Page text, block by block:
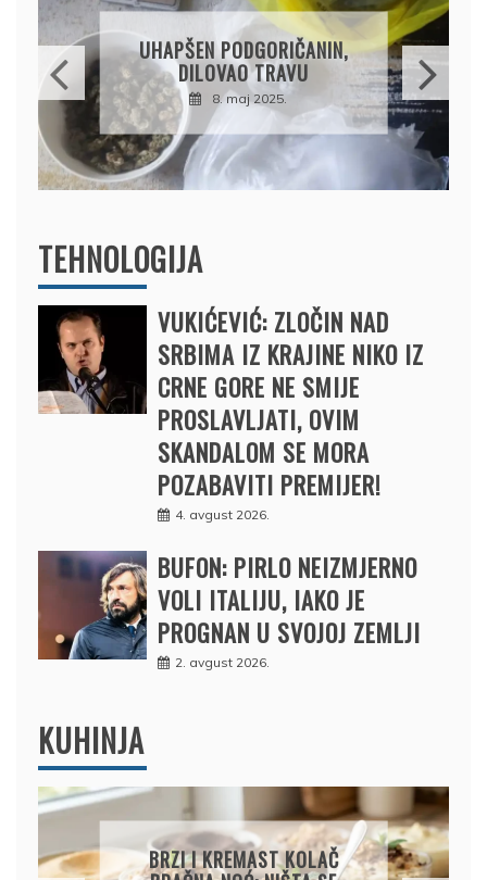
UHAPŠEN PODGORIČANIN,
DILOVAO TRAVU
8. maj 2025.
TEHNOLOGIJA
VUKIĆEVIĆ: ZLOČIN NAD
SRBIMA IZ KRAJINE NIKO IZ
CRNE GORE NE SMIJE
PROSLAVLJATI, OVIM
SKANDALOM SE MORA
POZABAVITI PREMIJER!
4. avgust 2026.
BUFON: PIRLO NEIZMJERNO
VOLI ITALIJU, IAKO JE
PROGNAN U SVOJOJ ZEMLJI
2. avgust 2026.
KUHINJA
BRZI I KREMAST KOLAČ